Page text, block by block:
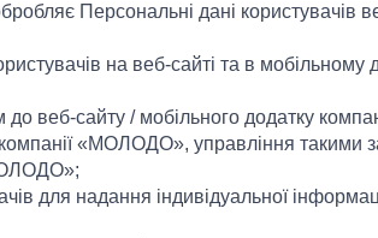
Персональні дані користувачів
на веб-сайті та в мобільному
до веб-сайту / мобільного додатку
«МОЛОДО», управління такими
для надання індивідуальної